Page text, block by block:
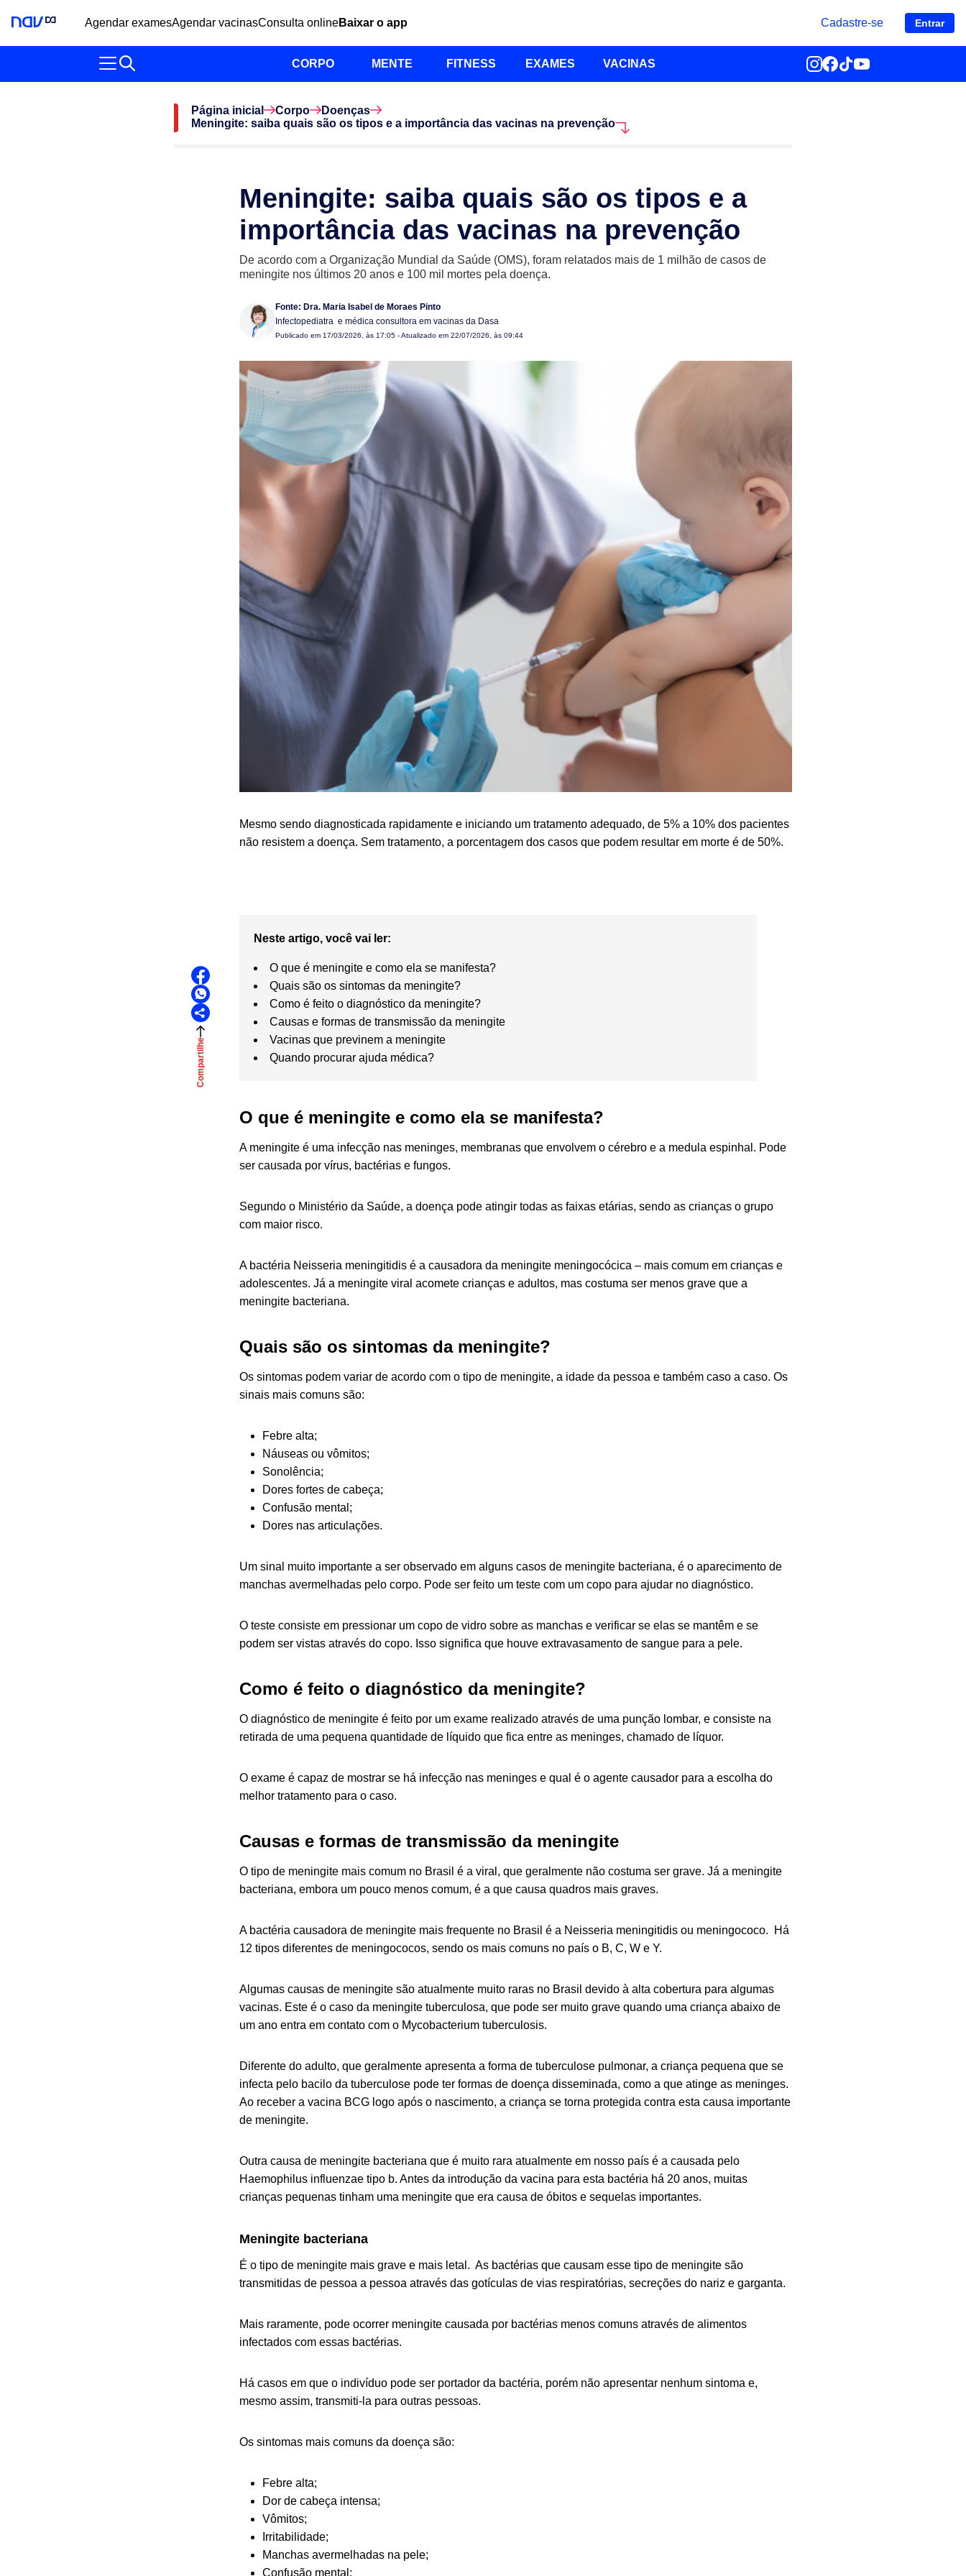
Agendar examesAgendar vacinasConsulta onlineBaixar o app Cadastre-se Entrar
CORPO MENTE FITNESS EXAMES VACINAS
Página inicial Corpo
Doenças
Meningite: saiba quais são os tipos e a importância das vacinas na prevenção
Compartilhe
Meningite: saiba quais são os tipos e a
importância das vacinas na prevenção
De acordo com a Organização Mundial da Saúde (OMS), foram relatados mais de 1 milhão de casos de
meningite nos últimos 20 anos e 100 mil mortes pela doença.
Fonte: Dra. Maria Isabel de Moraes Pinto
Infectopediatra e médica consultora em vacinas da Dasa
Publicado em 17/03/2026, às 17:05 - Atualizado em 22/07/2026, às 09:44
Mesmo sendo diagnosticada rapidamente e iniciando um tratamento adequado, de 5% a 10% dos pacientes
não resistem a doença. Sem tratamento, a porcentagem dos casos que podem resultar em morte é de 50%.
Neste artigo, você vai ler:
O que é meningite e como ela se manifesta?
Quais são os sintomas da meningite?
Como é feito o diagnóstico da meningite?
Causas e formas de transmissão da meningite
Vacinas que previnem a meningite
Quando procurar ajuda médica?
O que é meningite e como ela se manifesta?
A meningite é uma infecção nas meninges, membranas que envolvem o cérebro e a medula espinhal. Pode
ser causada por vírus, bactérias e fungos.
Segundo o Ministério da Saúde, a doença pode atingir todas as faixas etárias, sendo as crianças o grupo
com maior risco.
A bactéria Neisseria meningitidis é a causadora da meningite meningocócica – mais comum em crianças e
adolescentes. Já a meningite viral acomete crianças e adultos, mas costuma ser menos grave que a
meningite bacteriana.
Quais são os sintomas da meningite?
Os sintomas podem variar de acordo com o tipo de meningite, a idade da pessoa e também caso a caso. Os
sinais mais comuns são:
Febre alta;
Náuseas ou vômitos;
Sonolência;
Dores fortes de cabeça;
Confusão mental;
Dores nas articulações.
Um sinal muito importante a ser observado em alguns casos de meningite bacteriana, é o aparecimento de
manchas avermelhadas pelo corpo. Pode ser feito um teste com um copo para ajudar no diagnóstico.
O teste consiste em pressionar um copo de vidro sobre as manchas e verificar se elas se mantêm e se
podem ser vistas através do copo. Isso significa que houve extravasamento de sangue para a pele.
Como é feito o diagnóstico da meningite?
O diagnóstico de meningite é feito por um exame realizado através de uma punção lombar, e consiste na
retirada de uma pequena quantidade de líquido que fica entre as meninges, chamado de líquor.
O exame é capaz de mostrar se há infecção nas meninges e qual é o agente causador para a escolha do
melhor tratamento para o caso.
Causas e formas de transmissão da meningite
O tipo de meningite mais comum no Brasil é a viral, que geralmente não costuma ser grave. Já a meningite
bacteriana, embora um pouco menos comum, é a que causa quadros mais graves.
A bactéria causadora de meningite mais frequente no Brasil é a Neisseria meningitidis ou meningococo. Há
12 tipos diferentes de meningococos, sendo os mais comuns no país o B, C, W e Y.
Algumas causas de meningite são atualmente muito raras no Brasil devido à alta cobertura para algumas
vacinas. Este é o caso da meningite tuberculosa, que pode ser muito grave quando uma criança abaixo de
um ano entra em contato com o Mycobacterium tuberculosis.
Diferente do adulto, que geralmente apresenta a forma de tuberculose pulmonar, a criança pequena que se
infecta pelo bacilo da tuberculose pode ter formas de doença disseminada, como a que atinge as meninges.
Ao receber a vacina BCG logo após o nascimento, a criança se torna protegida contra esta causa importante
de meningite.
Outra causa de meningite bacteriana que é muito rara atualmente em nosso país é a causada pelo
Haemophilus influenzae tipo b. Antes da introdução da vacina para esta bactéria há 20 anos, muitas
crianças pequenas tinham uma meningite que era causa de óbitos e sequelas importantes.
Meningite bacteriana
É o tipo de meningite mais grave e mais letal. As bactérias que causam esse tipo de meningite são
transmitidas de pessoa a pessoa através das gotículas de vias respiratórias, secreções do nariz e garganta.
Mais raramente, pode ocorrer meningite causada por bactérias menos comuns através de alimentos
infectados com essas bactérias.
Há casos em que o indivíduo pode ser portador da bactéria, porém não apresentar nenhum sintoma e,
mesmo assim, transmiti-la para outras pessoas.
Os sintomas mais comuns da doença são:
Febre alta;
Dor de cabeça intensa;
Vômitos;
Irritabilidade;
Manchas avermelhadas na pele;
Confusão mental;